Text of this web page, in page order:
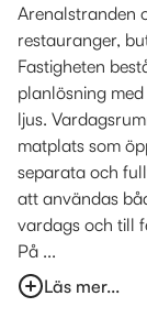
Arenalstranden
restauranger,
Fastigheten
planlösning
ljus.
matplats som
separata och
att användas
vardags och till
På ...
Läs mer...